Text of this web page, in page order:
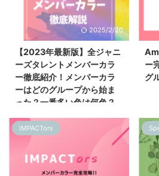
2025/2/20
【2023年最新版】全ジャニ
ーズタレントメンバーカラ
ー徹底紹介！メンバーカラ
ーはどのグループから始ま
った？一番多い色は何色？
ー
グ
IMPACTors